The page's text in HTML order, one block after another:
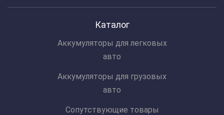
Каталог
Аккумуляторы для легковых
авто
Аккумуляторы для грузовых
авто
Сопутствующие товары